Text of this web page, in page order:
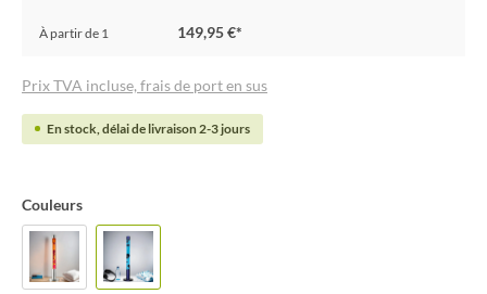
À partir de 1 149,95 €*
Prix TVA incluse, frais de port en sus
En stock, délai de livraison 2-3 jours
Couleurs